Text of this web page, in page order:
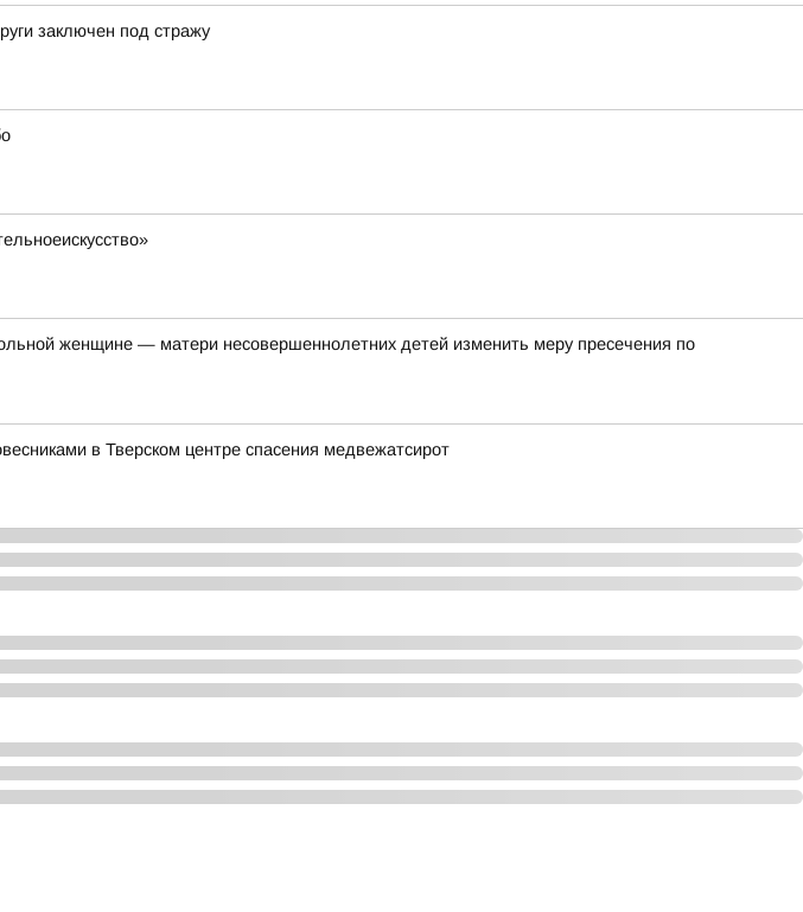
заключен под стражу
женщине — матери несовершеннолетних детей изменить меру пресечения по
в Тверском центре спасения медвежатсирот